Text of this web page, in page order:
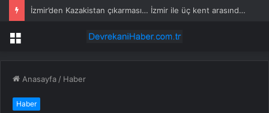
İzmir’den Kazakistan çıkarması… İzmir ile üç kent arasında ticaret ve kültür köprüsü hedefi
Menü
Anasayfa / Haber
Haber